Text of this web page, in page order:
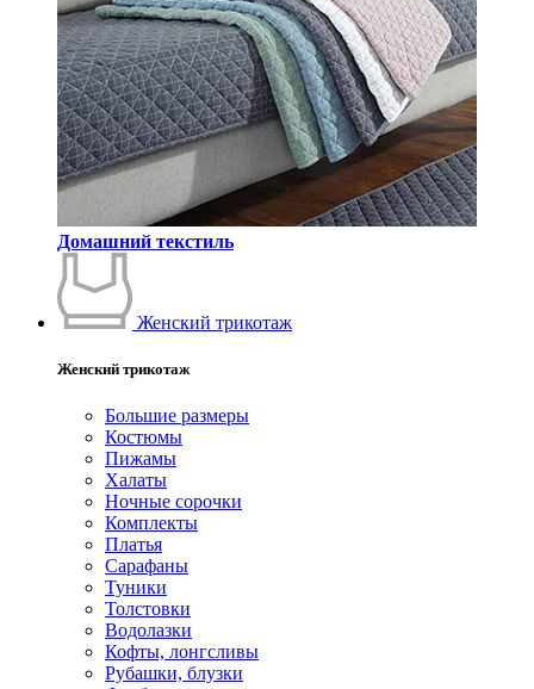
Домашний текстиль
Женский трикотаж
Женский трикотаж
Большие размеры
Костюмы
Пижамы
Халаты
Ночные сорочки
Комплекты
Платья
Сарафаны
Туники
Толстовки
Водолазки
Кофты, лонгсливы
Рубашки, блузки